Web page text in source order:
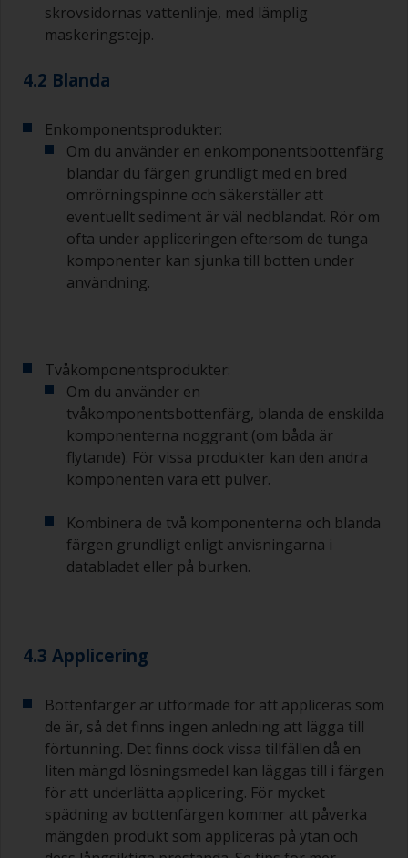
Tvätta penslarna med lämpligt lösningsmedel
och torka dem grundligt innan du använder dem
för att undvika kontaminering.
Kvaliteten på de penslar som krävs för
används för applicering av lackgrundfärg eller
lackfärg.
För att minimera penseldrag kan du hålla
penseln i 45 graders vinkel mot ytan.
För att rengöra penslar, häll upp lite förtunning i
en lämplig behållare så att du kan göra rent dem
om dess borst börjar täppas till på grund av
härdad eller förtjockad färg.
Om du märker av rinningar när färgen appliceras
är den antingen för tunn eller så använder du för
mycket.
Undvik att använda färg direkt från burken
eftersom det kan medföra kontaminering och
att färgen åldras i förtid på grund av avdunstning
förväntar dig att använda inom 30 minuter i en
separat behållare.
Gamla syltburkar eller torra, rena plåtburkar kan
färg och härdare för de mindre jobben.
bottenfärg måste du se till att övermålningstiden
mellan sista appliceringen av epoxigrundfärgen
och det första skiktet bottenfärg inte är längre
än vad som anges i databladet eller på etiketten.
Detta gäller särskilt för epoxibaserade
grundfärger. Om du missar det här intervallet
måste du antingen slipa grundfärgen eller
applicera ett till skikt och se till att du inte missar
skrovsidornas vattenlinje, med lämplig
maskeringstejp.
4.2 Blanda
Enkomponentsprodukter:
Om du använder en enkomponentsbottenfärg
blandar du färgen grundligt med en bred
omrörningspinne och säkerställer att
eventuellt sediment är väl nedblandat. Rör om
ofta under appliceringen eftersom de tunga
komponenter kan sjunka till botten under
användning.
Tvåkomponentsprodukter:
Om du använder en
tvåkomponentsbottenfärg, blanda de enskilda
komponenterna noggrant (om båda är
flytande). För vissa produkter kan den andra
komponenten vara ett pulver.
Kombinera de två komponenterna och blanda
färgen grundligt enligt anvisningarna i
databladet eller på burken.
4.3 Applicering
Bottenfärger är utformade för att appliceras som
de är, så det finns ingen anledning att lägga till
förtunning. Det finns dock vissa tillfällen då en
liten mängd lösningsmedel kan läggas till i färgen
för att underlätta applicering. För mycket
spädning av bottenfärgen kommer att påverka
mängden produkt som appliceras på ytan och